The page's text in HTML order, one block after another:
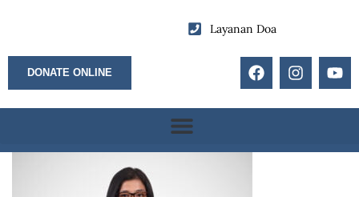
Layanan Doa
DONATE ONLINE